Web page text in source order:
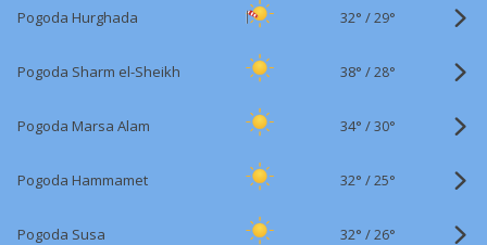
Pogoda Hurghada 32° /29°
Pogoda Sharm el-Sheikh 38° /28°
Pogoda Marsa Alam 34° /30°
Pogoda Hammamet 32° /25°
Pogoda Susa 32° /26°